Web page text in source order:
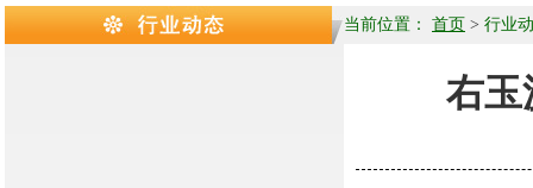
当前位置： 首页 > 行业
右玉